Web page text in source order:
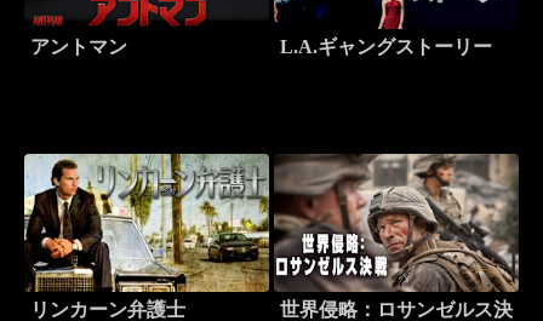
アントマン L.A.ギャングストーリー
リンカーン弁護士
世界侵略：ロサンゼルス決